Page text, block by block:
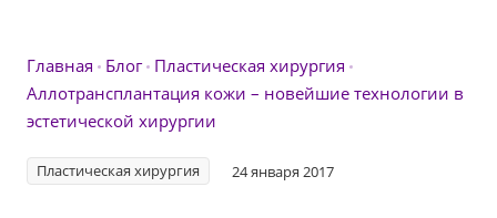
Главная Блог Пластическая хирургия
Аллотрансплантация кожи – новейшие технологии в
эстетической хирургии
Пластическая хирургия 24 января 2017